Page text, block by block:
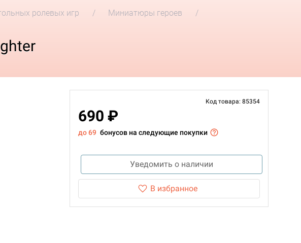
ролевых игр
Миниатюры героев
Код товара: 85354
690 ₽
до 69 бонусов на следующие покупки
Уведомить о наличии
В избранное